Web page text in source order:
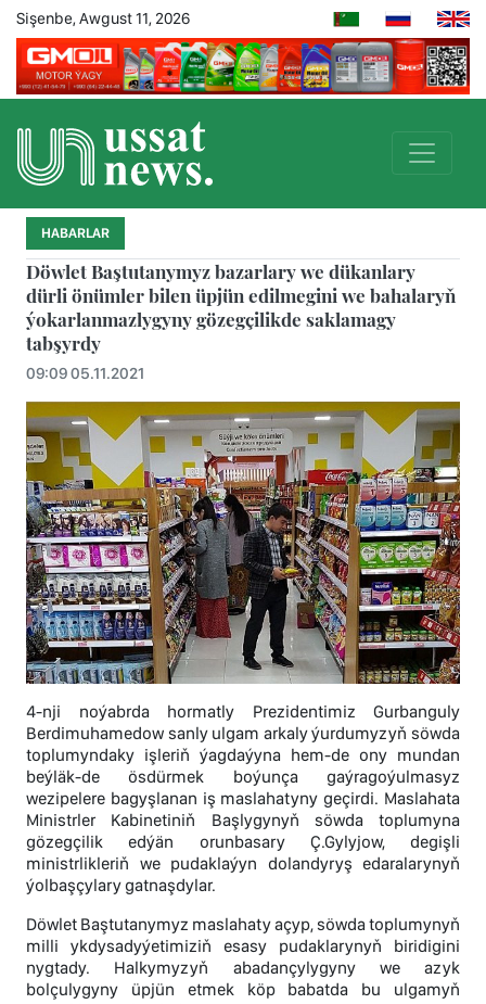
Sişenbe, Awgust 11, 2026
HABARLAR
Döwlet Baştutanymyz bazarlary we dükanlary
dürli önümler bilen üpjün edilmegini we bahalaryň
ýokarlanmazlygyny gözegçilikde saklamagy
tabşyrdy
09:09 05.11.2021
4-nji noýabrda hormatly Prezidentimiz Gurbanguly
Berdimuhamedow sanly ulgam arkaly ýurdumyzyň söwda
toplumyndaky işleriň ýagdaýyna hem-de ony mundan
beýläk-de ösdürmek boýunça gaýragoýulmasyz
wezipelere bagyşlanan iş maslahatyny geçirdi. Maslahata
Ministrler Kabinetiniň Başlygynyň söwda toplumyna
gözegçilik edýän orunbasary Ç.Gylyjow, degişli
ministrlikleriň we pudaklaýyn dolandyryş edaralarynyň
ýolbaşçylary gatnaşdylar.
Döwlet Baştutanymyz maslahaty açyp, söwda toplumynyň
milli ykdysadyýetimiziň esasy pudaklarynyň biridigini
nygtady. Halkymyzyň abadançylygyny we azyk
bolçulygyny üpjün etmek köp babatda bu ulgamyň